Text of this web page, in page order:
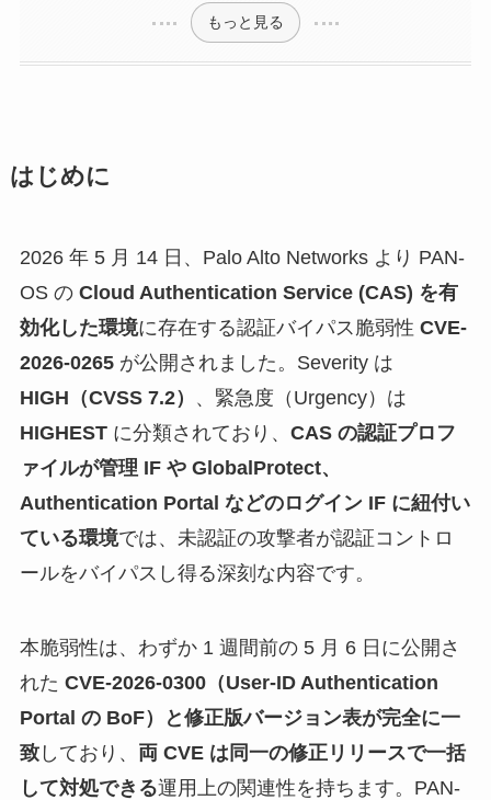
もっと見る
はじめに
2026 年 5 月 14 日、Palo Alto Networks より PAN-
OS の Cloud Authentication Service (CAS) を有
効化した環境に存在する認証バイパス脆弱性 CVE-
2026-0265が公開されました。Severity は
HIGH（CVSS 7.2）
、緊急度（Urgency）は
HIGHESTに分類されており、 CAS の認証プロフ
ァイルが管理 IF や GlobalProtect、
Authentication Portal などのログイン IF に紐付い
ている環境では、未認証の攻撃者が認証コントロ
ールをバイパスし得る深刻な内容です。
本脆弱性は、わずか 1 週間前の 5 月 6 日に公開さ
れた CVE-2026-0300（User-ID Authentication
Portal の BoF）と修正版バージョン表が完全に一
致しており、 両 CVE は同一の修正リリースで一括
して対処できる運用上の関連性を持ちます。PAN-